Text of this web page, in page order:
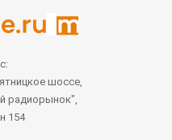
шоссе,
радиорынок",
154